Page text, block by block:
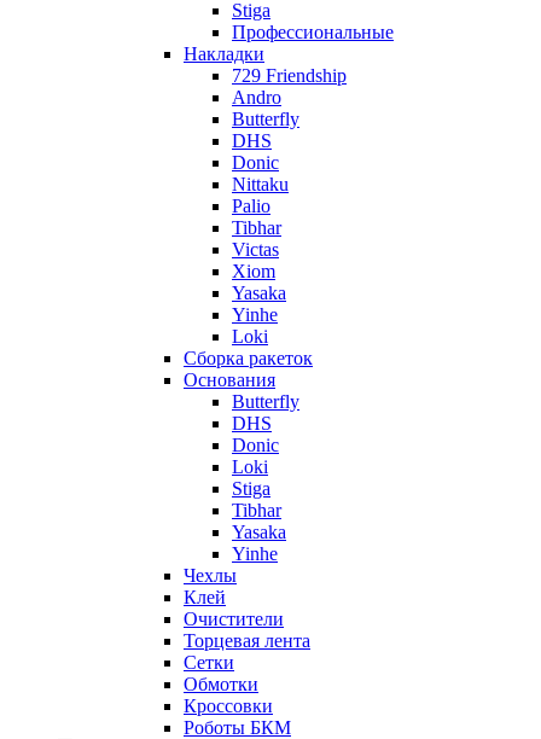
Stiga
Профессиональные
Накладки
729 Friendship
Andro
Butterfly
DHS
Donic
Nittaku
Palio
Tibhar
Victas
Xiom
Yasaka
Yinhe
Loki
Сборка ракеток
Основания
Butterfly
DHS
Donic
Loki
Stiga
Tibhar
Yasaka
Yinhe
Чехлы
Клей
Очистители
Торцевая лента
Сетки
Обмотки
Кроссовки
Роботы БКМ